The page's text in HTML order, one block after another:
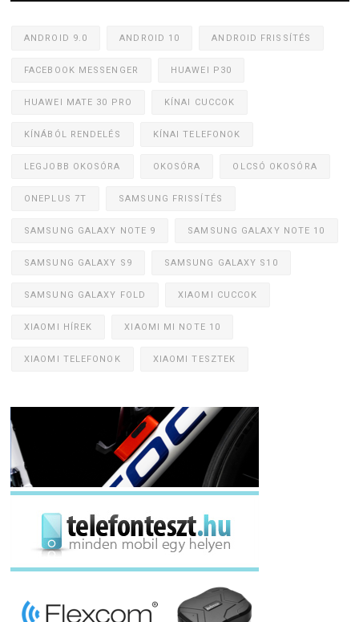
ANDROID 9.0 ANDROID 10 ANDROID FRISSÍTÉS
FACEBOOK MESSENGER HUAWEI P30
HUAWEI MATE 30 PRO KÍNAI CUCCOK
KÍNÁBÓL RENDELÉS KÍNAI TELEFONOK
LEGJOBB OKOSÓRA OKOSÓRA OLCSÓ OKOSÓRA
ONEPLUS 7T SAMSUNG FRISSÍTÉS
SAMSUNG GALAXY NOTE 9 SAMSUNG GALAXY NOTE 10
SAMSUNG GALAXY S9 SAMSUNG GALAXY S10
SAMSUNG GALAXY FOLD XIAOMI CUCCOK
XIAOMI HÍREK XIAOMI MI NOTE 10
XIAOMI TELEFONOK XIAOMI TESZTEK